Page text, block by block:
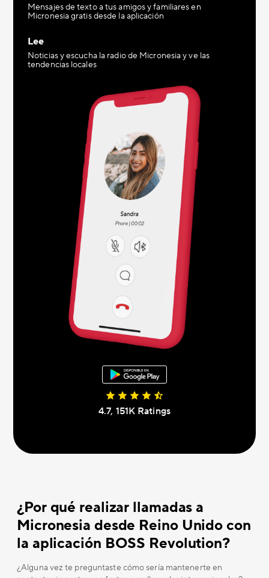
Mensajes de texto a tus amigos y familiares en
Micronesia gratis desde la aplicación
Lee
Noticias y escucha la radio de Micronesia y ve las
tendencias locales
4.7, 151K Ratings
¿Por qué realizar llamadas a
Micronesia desde Reino Unido con
la aplicación BOSS Revolution?
¿Alguna vez te preguntaste cómo sería mantenerte en